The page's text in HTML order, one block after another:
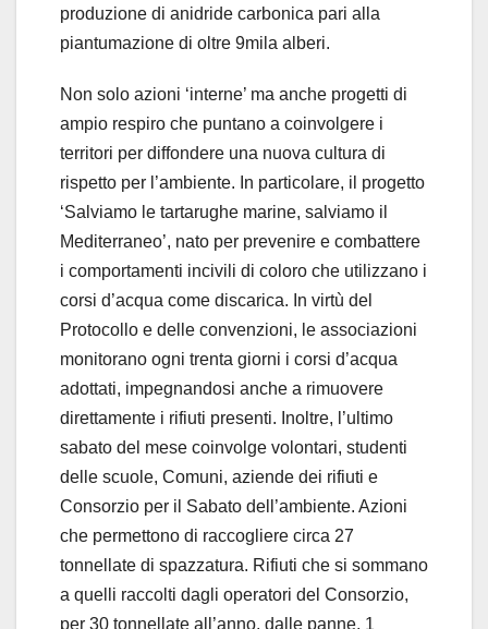
produzione di anidride carbonica pari alla
piantumazione di oltre 9mila alberi.
Non solo azioni ‘interne’ ma anche progetti di
ampio respiro che puntano a coinvolgere i
territori per diffondere una nuova cultura di
rispetto per l’ambiente. In particolare, il progetto
‘Salviamo le tartarughe marine, salviamo il
Mediterraneo’, nato per prevenire e combattere
i comportamenti incivili di coloro che utilizzano i
corsi d’acqua come discarica. In virtù del
Protocollo e delle convenzioni, le associazioni
monitorano ogni trenta giorni i corsi d’acqua
adottati, impegnandosi anche a rimuovere
direttamente i rifiuti presenti. Inoltre, l’ultimo
sabato del mese coinvolge volontari, studenti
delle scuole, Comuni, aziende dei rifiuti e
Consorzio per il Sabato dell’ambiente. Azioni
che permettono di raccogliere circa 27
tonnellate di spazzatura. Rifiuti che si sommano
a quelli raccolti dagli operatori del Consorzio,
per 30 tonnellate all’anno, dalle panne, 1